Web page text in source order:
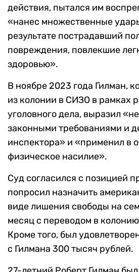
действия, пытался им
«нанес множественные
результате пострадавший
повреждения, повлекшие
здоровью».
В ноябре 2023 года Гилман,
из колонии в СИЗО в рамках
уголовного дела, выразил
законными требованиями и
инспектора» и «применил в
физическое насилие».
Суд согласился с позицией
попросил назначить
виде лишения свободы на
месяц с переводом в
Кроме того, был
с Гилмана 300 тысяч рублей.